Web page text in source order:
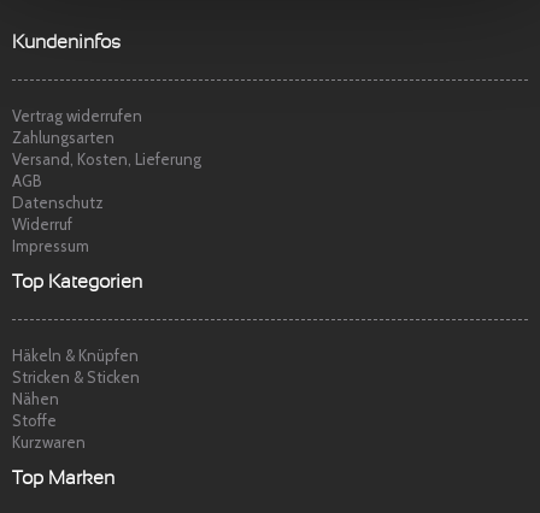
Marina S.am22.04.2014
Kundeninfos
Vertrag widerrufen
Zahlungsarten
Versand, Kosten, Lieferung
AGB
Datenschutz
Widerruf
Impressum
Top Kategorien
Häkeln & Knüpfen
Stricken & Sticken
Nähen
Stoffe
Kurzwaren
Top Marken